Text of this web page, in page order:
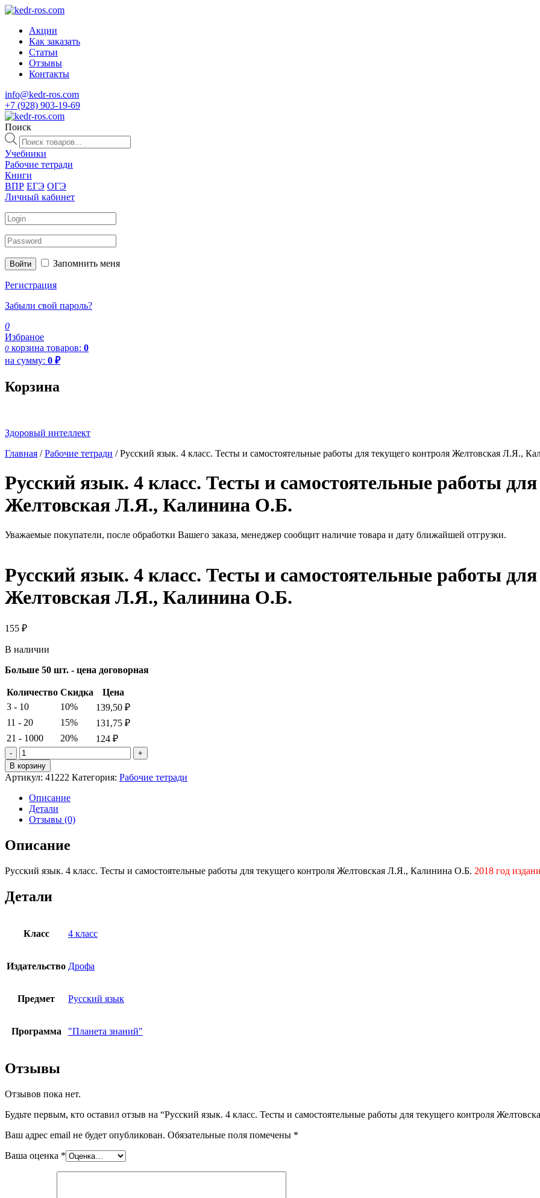
Акции
Как заказать
Статьи
Отзывы
Контакты
info@kedr-ros.com
+7 (928) 903-19-69
Поиск
Поиск
товаров
Учебники
Рабочие тетради
Книги
ВПР ЕГЭ ОГЭ
Личный кабинет
Войти Запомнить меня
Регистрация
Забыли свой пароль?
0
Избраное
0 корзина товаров: 0
на сумму: 0 ₽
Корзина
Здоровый интеллект
Главная /Рабочие тетради / Русский язык. 4 класс. Тесты и самостоятельные работы для текущего контроля Желтовская Л.Я.,
Русский язык. 4 класс. Тесты и самостоятельные работы
Желтовская Л.Я., Калинина О.Б.
Уважаемые покупатели, после обработки Вашего заказа, менеджер сообщит наличие товара и дату ближайшей отгрузки.
Русский язык. 4 класс. Тесты и самостоятельные работы
Желтовская Л.Я., Калинина О.Б.
155 ₽
В наличии
Больше 50 шт. - цена договорная
Количество Скидка
Цена
3 - 10
10% 139,50 ₽
11 - 20
15% 131,75 ₽
21 - 1000
20% 124 ₽
Количество
товара
Русский
язык.
4
класс.
Тесты
работы
текущего
Желтовская
Л.Я.,
В корзину
Артикул: 41222 Категория: Рабочие тетради
Описание
Детали
Отзывы (0)
Описание
Русский язык. 4 класс. Тесты и самостоятельные работы для текущего контроля Желтовская Л.Я., Калинина О.Б. 2018 год
Детали
Класс 4 класс
Издательство Дрофа
Предмет Русский язык
Программа "Планета знаний"
Отзывы
Отзывов пока нет.
Будьте первым, кто оставил отзыв на “Русский язык. 4 класс. Тесты и самостоятельные работы для текущего контроля
Ваш адрес email не будет опубликован. Обязательные поля помечены *
Ваша оценка *